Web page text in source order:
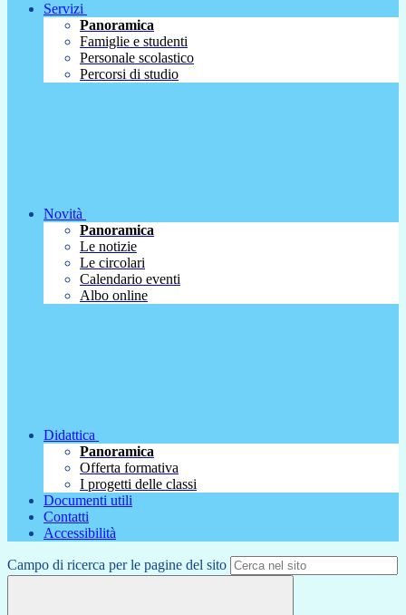
Servizi
Panoramica
Famiglie e studenti
Personale scolastico
Percorsi di studio
Novità
Panoramica
Le notizie
Le circolari
Calendario eventi
Albo online
Didattica
Panoramica
Offerta formativa
I progetti delle classi
Documenti utili
Contatti
Accessibilità
Campo di ricerca per le pagine del sito